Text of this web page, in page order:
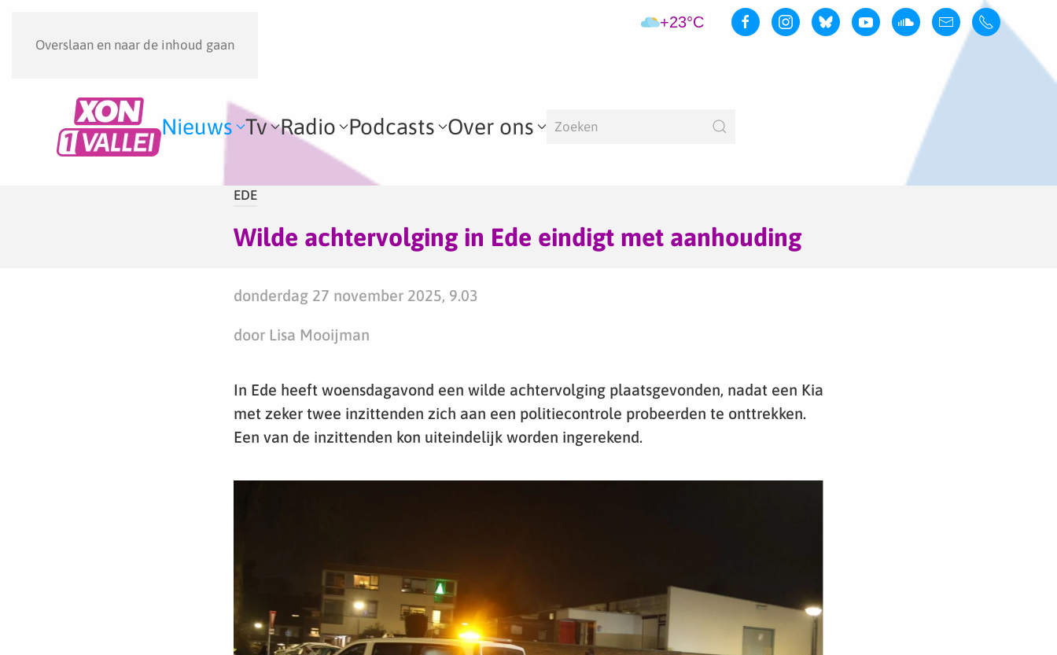
Overslaan en naar de inhoud gaan
+23°C
Nieuws Tv Radio Podcasts Over ons
EDE
Wilde achtervolging in Ede eindigt met aanhouding
donderdag 27 november 2025, 9.03
door Lisa Mooijman
In Ede heeft woensdagavond een wilde achtervolging plaatsgevonden, nadat een Kia
met zeker twee inzittenden zich aan een politiecontrole probeerden te onttrekken.
Een van de inzittenden kon uiteindelijk worden ingerekend.